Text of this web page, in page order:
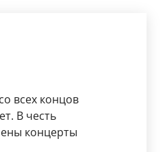
всех концов
В честь
концерты